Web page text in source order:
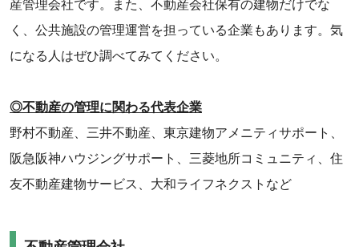
産管理会社です。また、不動産会社保有の建物だけでな
く、公共施設の管理運営を担っている企業もあります。気
になる人はぜひ調べてみてください。
◎不動産の管理に関わる代表企業
野村不動産、三井不動産、東京建物アメニティサポート、
阪急阪神ハウジングサポート、三菱地所コミュニティ、住
友不動産建物サービス、大和ライフネクストなど